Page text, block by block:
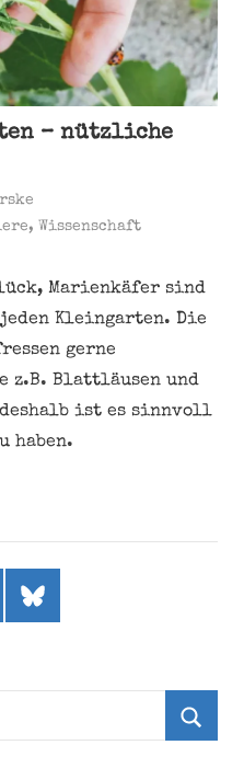
– nützliche
, Wissenschaft
Marienkäfer sind
Kleingarten. Die
gerne
z.B. Blattläusen und
ist es sinnvoll
haben.
bluesky